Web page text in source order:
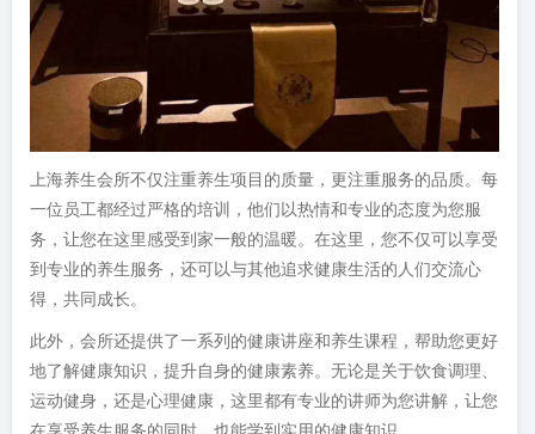
上海养生会所不仅注重养生项目的质量，更注重服务的品质。每
一位员工都经过严格的培训，他们以热情和专业的态度为您服
务，让您在这里感受到家一般的温暖。在这里，您不仅可以享受
到专业的养生服务，还可以与其他追求健康生活的人们交流心
得，共同成长。
此外，会所还提供了一系列的健康讲座和养生课程，帮助您更好
地了解健康知识，提升自身的健康素养。无论是关于饮食调理、
运动健身，还是心理健康，这里都有专业的讲师为您讲解，让您
在享受养生服务的同时，也能学到实用的健康知识。